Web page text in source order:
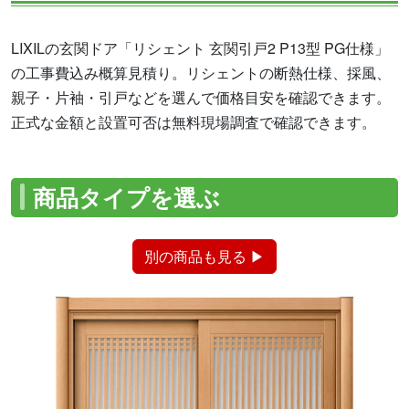
LIXILの玄関ドア「リシェント 玄関引戸2 P13型 PG仕様」
の工事費込み概算見積り。リシェントの断熱仕様、採風、
親子・片袖・引戸などを選んで価格目安を確認できます。
正式な金額と設置可否は無料現場調査で確認できます。
商品タイプを選ぶ
別の商品も見る ▶